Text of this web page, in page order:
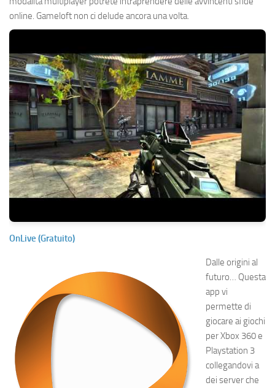
online. Gameloft non ci delude ancora una volta.
OnLive (Gratuito)
Dalle origini al
futuro… Questa
app vi
permette di
giocare ai giochi
per Xbox 360 e
Playstation 3
collegandovi a
dei server che